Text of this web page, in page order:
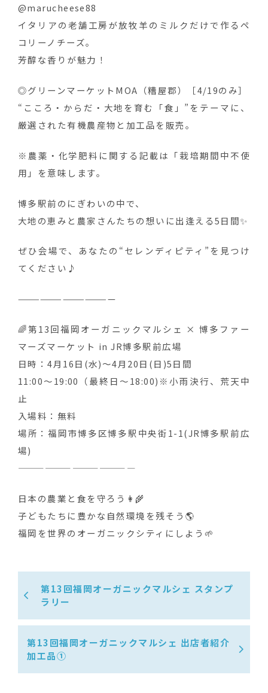
@marucheese88
イタリアの老舗工房が放牧羊のミルクだけで作るペ
コリーノチーズ。
芳醇な香りが魅力！
◎グリーンマーケットMOA（糟屋郡）［4/19のみ］
“こころ・からだ・大地を育む「食」”をテーマに、
厳選された有機農産物と加工品を販売。
※農薬・化学肥料に関する記載は「栽培期間中不使
用」を意味します。
博多駅前のにぎわいの中で、
大地の恵みと農家さんたちの想いに出逢える5日間✨
ぜひ会場で、あなたの“セレンディピティ”を見つけ
てください♪
—————————————
🌈第13回福岡オーガニックマルシェ × 博多ファー
マーズマーケット in JR博多駅前広場
日時：4月16日(水)〜4月20日(日)5日間
11:00〜19:00（最終日〜18:00)※小雨決行、荒天中
止
入場料：無料
場所：福岡市博多区博多駅中央街1-1(JR博多駅前広
場)
—————————————
日本の農業と食を守ろう👩‍🌾
子どもたちに豊かな自然環境を残そう🌎
福岡を世界のオーガニックシティにしよう🌱
第13回福岡オーガニックマルシェ スタンプ
ラリー
第13回福岡オーガニックマルシェ 出店者紹介
加工品①